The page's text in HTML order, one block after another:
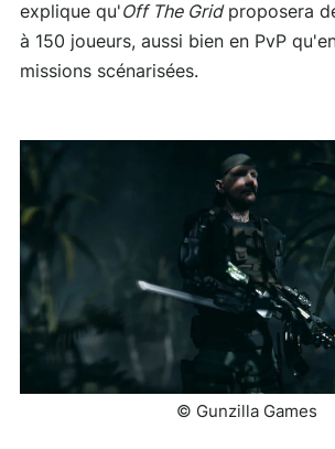
explique qu'Off The Gridproposera
à 150 joueurs, aussi bien en PvP
missions scénarisées.
© Gunzilla Games